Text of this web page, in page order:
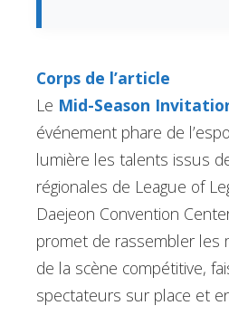
Corps de l’article
Le Mid-Season
événement phare de
lumière les talents issus
régionales de League of
Daejeon Convention
promet de rassembler les
de la scène compétitive,
spectateurs sur place et